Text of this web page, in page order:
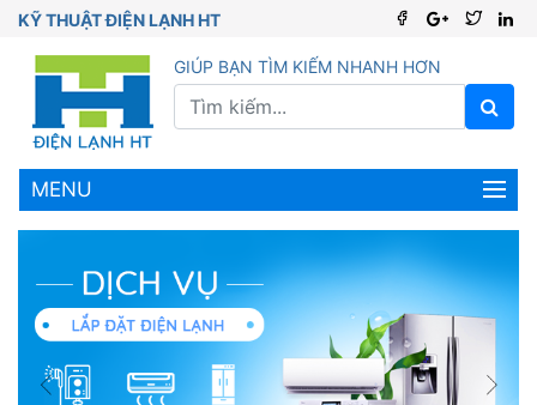
KỸ THUẬT ĐIỆN LẠNH HT
GIÚP BẠN TÌM KIẾM NHANH HƠN
MENU